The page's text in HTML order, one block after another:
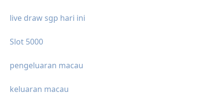
live draw sgp hari ini
Slot 5000
pengeluaran macau
keluaran macau